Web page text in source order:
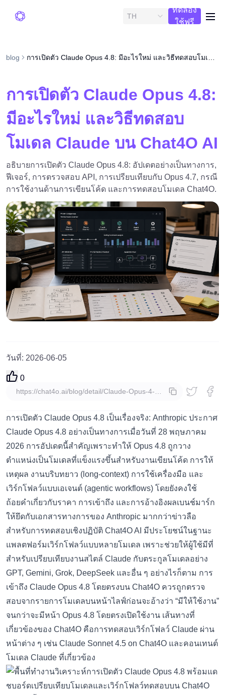
TH
ทดลอง
ใช้ฟรี
blog
การเปิดตัว Claude Opus 4.8:
มีอะไรใหม่ และวิธีทดสอบ
โมเดล Claude บน Chat4O AI
อธิบายการเปิดตัว Claude Opus 4.8: อัปเดตอย่างเป็นทางการ,
ฟีเจอร์, การตรวจสอบ API, การเปรียบเทียบกับ Opus 4.7, กรณี
การใช้งานด้านการเขียนโค้ด และการทดสอบโมเดล Chat4O.
วันที่: 2026-06-05
0
คัดลอก
การเปิดตัว Claude Opus 4.8 เป็นเรื่องจริง: Anthropic ประกาศ
Claude Opus 4.8 อย่างเป็นทางการเมื่อวันที่ 28 พฤษภาคม
2026 การอัปเดตนี้สำคัญเพราะทำให้ Opus 4.8 ถูกวาง
ตำแหน่งเป็นโมเดลที่แข็งแรงขึ้นสำหรับงานเขียนโค้ด การให้
เหตุผล งานบริบทยาว (long-context) การใช้เครื่องมือ และ
เวิร์กโฟลว์แบบเอเจนต์ (agentic workflows) โดยยังคงใช้
ถ้อยคำเกี่ยวกับราคา การเข้าถึง และการอ้างอิงผลเบนช์มาร์ก
ให้ยึดกับเอกสารทางการของ Anthropic มากกว่าข่าวลือ
สำหรับการทดสอบเชิงปฏิบัติ Chat4O AI มีประโยชน์ในฐานะ
แพลตฟอร์มเวิร์กโฟลว์แบบหลายโมเดล เพราะช่วยให้ผู้ใช้มีที่
สำหรับเปรียบเทียบงานสไตล์ Claude กับตระกูลโมเดลอย่าง
GPT, Gemini, Grok, DeepSeek และอื่น ๆ อย่างไรก็ตาม การ
เข้าถึง Claude Opus 4.8 โดยตรงบน Chat4O ควรถูกตรวจ
สอบจากรายการโมเดลบนหน้าไลฟ์ก่อนจะอ้างว่า “มีให้ใช้งาน”
จนกว่าจะมีหน้า Opus 4.8 โดยตรงเปิดใช้งาน เส้นทางที่
เกี่ยวข้องของ Chat4O คือการทดสอบเวิร์กโฟลว์ Claude ผ่าน
หน้าต่าง ๆ เช่น Claude Sonnet 4.5 on Chat4O และคอนเทนต์
โมเดล Claude ที่เกี่ยวข้อง